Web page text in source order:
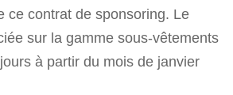
ce contrat de sponsoring. Le
sur la gamme sous-vêtements
à partir du mois de janvier